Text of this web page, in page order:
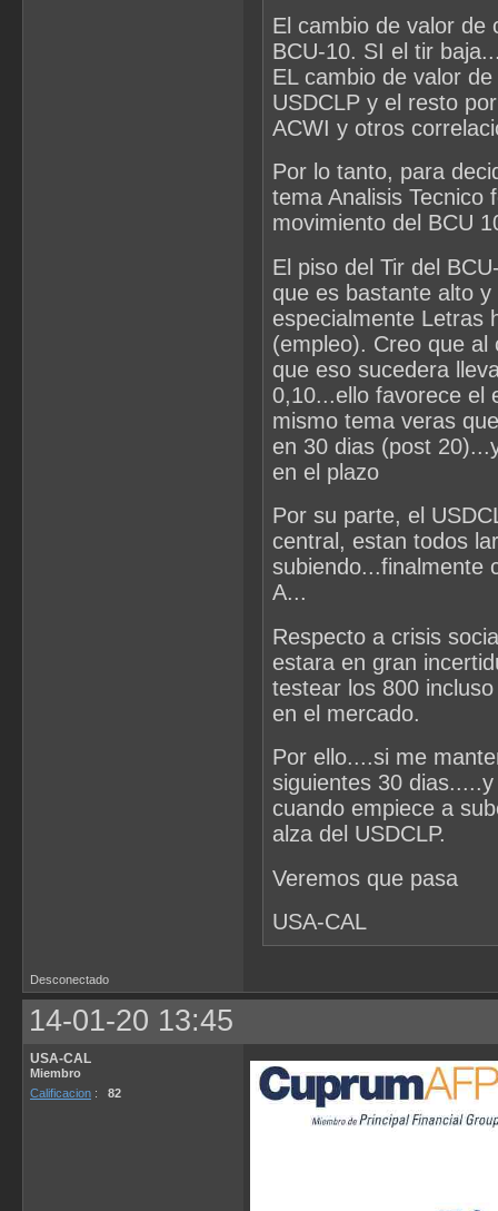
El cambio de valor de
BCU-10. SI el tir
EL cambio de valor
USDCLP y el resto
ACWI y otros
Por lo tanto, para
tema Analisis Tecnico
movimiento del BCU
El piso del Tir del
que es bastante alto
especialmente Letras
(empleo). Creo que
que eso sucedera
0,10...ello favorece el
mismo tema veras
en 30 dias (post
en el plazo
Por su parte, el
central, estan todos
subiendo...finalmente
A...
Respecto a crisis
estara en gran
testear los 800
en el mercado.
Por ello....si me
siguientes 30
cuando empiece a
alza del USDCLP.
Veremos que pasa
USA-CAL
Desconectado
14-01-20 13:45
USA-CAL
Miembro
Calificacion : 82